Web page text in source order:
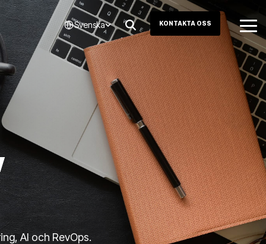
Svenska KONTAKTA OSS
AI och RevOps.